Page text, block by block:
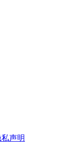
私声明